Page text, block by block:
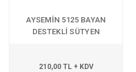
AYSEMİN 5125 BAYAN
DESTEKLİ SÜTYEN
210,00 TL + KDV